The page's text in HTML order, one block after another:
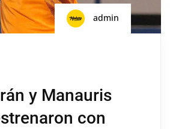
admin
y Manauris
con